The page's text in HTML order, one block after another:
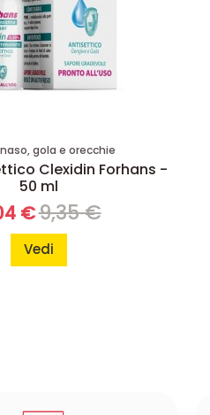
gola e orecchie
Clexidin Forhans -
50 ml
€9,35 €
Vedi